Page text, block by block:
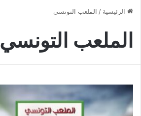
الرئيسية / الملعب التونسي
الملعب التونسي